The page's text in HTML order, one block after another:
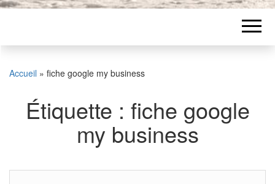
Accueil » fiche google my business
Étiquette : fiche google
my business